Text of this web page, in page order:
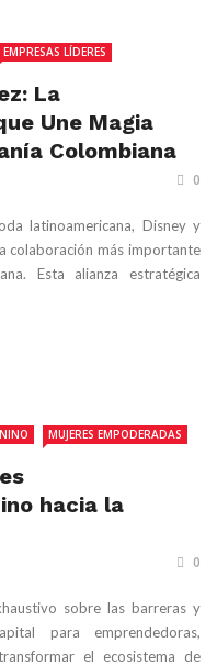
EMPRESAS LÍDERES
La
Une Magia
Colombiana
0
latinoamericana, Disney y
colaboración más importante
Esta alianza estratégica
MUJERES EMPODERADAS
hacia la
0
sobre las barreras y
para emprendedoras,
el ecosistema de